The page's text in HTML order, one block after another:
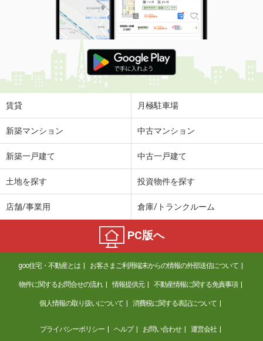
賃貸 月極駐車場
新築マンション 中古マンション
新築一戸建て 中古一戸建て
土地を探す 投資物件を探す
店舗/事業用 倉庫/トランクルーム
PC版へ
goo住宅・不動産とは お客さまご利用端末からの情報の外部送信について
物件に関するお問合せの流れ 情報提供元 不動産情報に関する免責事項
個人情報の取り扱いについて 消費税に関する表記について
プライバシーポリシー ヘルプ お問い合わせ 運営会社